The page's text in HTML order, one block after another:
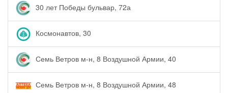
30 лет Победы бульвар, 72а
Космонавтов, 30
Семь Ветров м-н, 8 Воздушной Армии, 40
Семь Ветров м-н, 8 Воздушной Армии, 48